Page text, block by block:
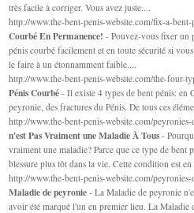
très facile à corriger. Vous avez juste....
http://www.the-bent-penis-website.com/fix-a-
Courbé En Permanence! - Pouvez-vous fixer un
pénis courbé facilement et en toute sécurité si
le faire à un étonnamment faible....
http://www.the-bent-penis-website.com/the-four-
Pénis Courbé - Il existe 4 types de bent pénis: en
peyronie, des fractures du Pénis. De tous ces
http://www.the-bent-penis-website.com/
n'est Pas Vraiment une Maladie À Tous -
vraiment une maladie? Parce que ce type de bent
blessure plus tôt dans la vie. Cette condition est en
http://www.the-bent-penis-website.com/peyronies-
Maladie de peyronie - La Maladie de peyronie
avoir été marqué l'un en premier lieu. La Maladie